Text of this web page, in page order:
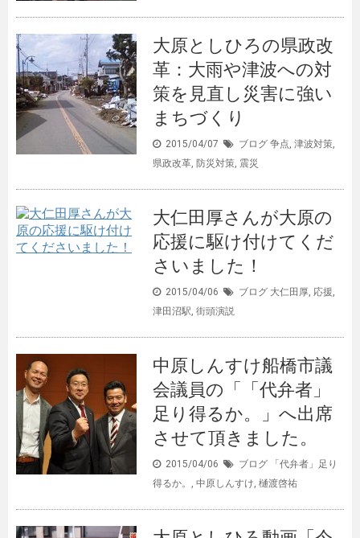
大原としひろの県政改
革：大雨や津波への対
策を見直し災害に強い
まちづくり
2015/04/07 ブログ 争点, 津波対策,
県政改革, 防災対策, 震災
大仁田厚さんが大原の
応援に駆け付けてくだ
さいました！
2015/04/06 ブログ 大仁田厚, 応援,
津田沼駅, 街頭演説
中原しんすけ船橋市議
会議員の「「代弁者」
足り得るか。」へ出席
させて頂きました。
2015/04/06 ブログ
「代弁者」足り
得るか。 , 中原しんすけ, 樋渡啓祐